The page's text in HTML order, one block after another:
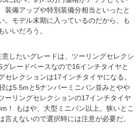
装備アップや特別装備分相当といったと
。モデル末期に入っているのだから、も
いいだろう。
したいグレードは、ツーリングセレクシ
レードベースなので16インチタイヤと
セレクションは17インチタイヤになる。
は5.5mと5ナンバーミニバン並みとやや
ーリングセレクションの17インチタイヤ
！ もはや、大型ミニバン以上。狭いとこ
言えないので選択時には注意が必要だ。